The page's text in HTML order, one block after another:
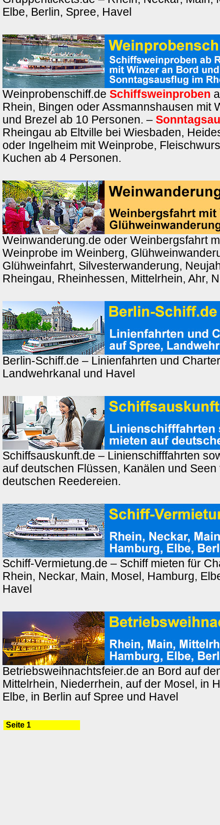
Elbe, Berlin, Spree, Havel
Weinprobenschiff.de Schiffsweinproben
Rhein, Bingen oder Assmannshausen mit
und Brezel ab 10 Personen. –
Rheingau ab Eltville bei Wiesbaden,
oder Ingelheim mit Weinprobe,
Kuchen ab 4 Personen.
Weinwanderung.de oder Weinbergsfahrt
Weinprobe im Weinberg,
Glühweinfahrt, Silvesterwanderung,
Rheingau, Rheinhessen, Mittelrhein, Ahr,
Berlin-Schiff.de – Linienfahrten und
Landwehrkanal und Havel
Schiffsauskunft.de – Linienschifffahrten
auf deutschen Flüssen, Kanälen und Seen
deutschen Reedereien.
Schiff-Vermietung.de – Schiff mieten für
Rhein, Neckar, Main, Mosel, Hamburg,
Havel
Betriebsweihnachtsfeier.de an Bord auf
Mittelrhein, Niederrhein, auf der Mosel, in
Elbe, in Berlin auf Spree und Havel
Seite 1